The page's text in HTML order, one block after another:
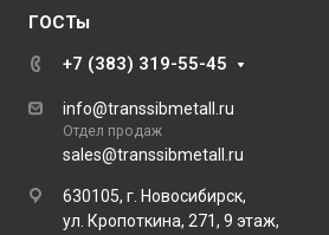
ГОСТы
+7 (383) 319-55-45
info@transsibmetall.ru
Отдел продаж
sales@transsibmetall.ru
630105, г. Новосибирск,
ул. Кропоткина, 271, 9 этаж,